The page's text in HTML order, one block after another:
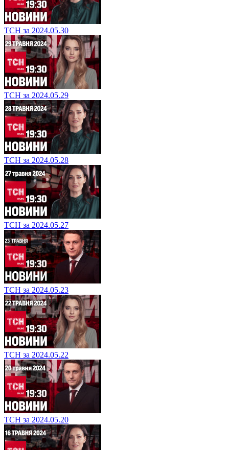
ТСН за 2024.05.30
ТСН за 2024.05.29
ТСН за 2024.05.28
ТСН за 2024.05.27
ТСН за 2024.05.23
ТСН за 2024.05.22
ТСН за 2024.05.20